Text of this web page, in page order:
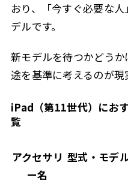
おり、「今すぐ必要な
デルです。
新モデルを待つかどう
途を基準に考えるのが現
iPad（第11世代）にお
覧
アクセサリ
ー名
型式・モデ